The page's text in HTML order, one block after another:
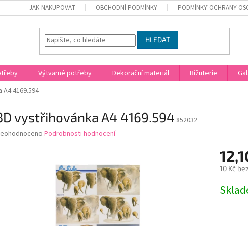
JAK NAKUPOVAT OBCHODNÍ PODMÍNKY PODMÍNKY OCHRANY
HLEDAT
Výtvarné potřeby Dekorační materiál Bižuterie
4169.594
vystřihovánka A4 4169.594 852032
Podrobnosti hodnocení
10 Kč
cena: